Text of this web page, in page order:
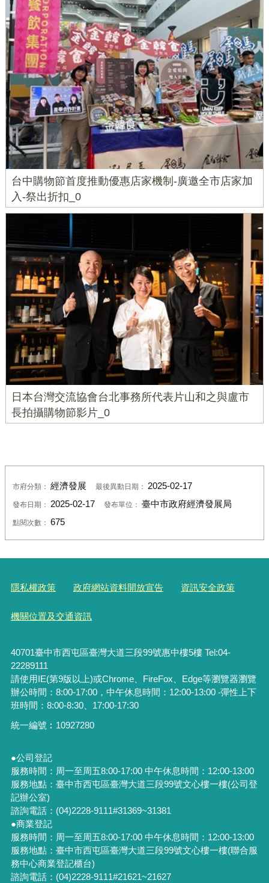
台中購物節首度推動優惠店家機制-廣邀全市店家加
入-祭出折扣_0
日本台灣交流協會台北事務所代表片山和之與盧市
長拍攝購物節影片_0
市府分類： 經濟發展 最後異動日期： 2025-02-17
發布日期： 2025-02-17 發布單位： 臺中市政府經濟發展局
點閱次數： 675
隱私權政策 政府網站資料開放宣告 資訊安全政策
機關位置及交通資訊
40701臺中市西屯區臺灣大道三段99號惠中樓5樓 Tel:04-
22289111
請使用IE(第9版以上)或Chrome、FireFox、Edge等瀏覽器瀏覽
辦公時間：8:00-17:00，中午休息時間：12:00-13:00 ‧彈性上下
班時間：8:00-8:30、17:00-17:30
統一編號︰ 10927280
●公司登記
服務時間：周一至周五8:00-17:00 中午休息時間：12:00-13:00
服務地點：臺中市西屯區臺灣大道三段99號文心樓一樓(公司登
記辦公室)
諮詢電話：(04)2228-9111#31369~31381
●商業登記
服務時間：周一至周五8:00-17:00 中午休息時間：12:00-13:00
服務地點：臺中市西屯區臺灣大道三段99號文心樓一樓(聯合服
務中心商業登記櫃台)
諮詢電話：(04)2228-9111#21621~21627